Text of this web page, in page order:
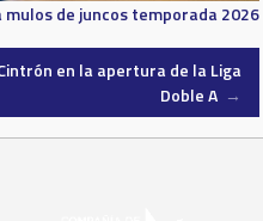
mulos de juncostemporada 2026
en la apertura de la Liga
Doble A →